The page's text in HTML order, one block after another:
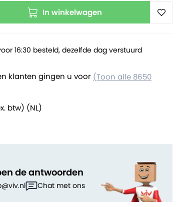
In winkelwagen
klanten gingen u voor (Toon alle 8650
btw) (NL)
16:30 besteld, dezelfde dag verstuurd
de antwoorden
Chat met ons